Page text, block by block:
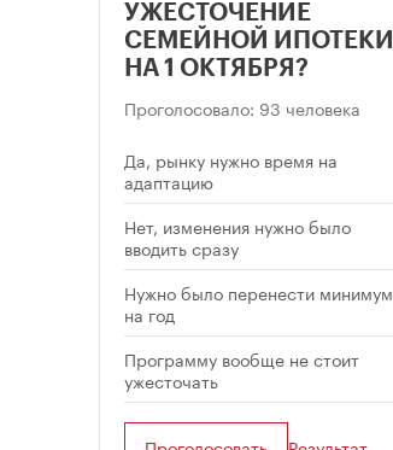
УЖЕСТОЧЕНИЕ
СЕМЕЙНОЙ ИПОТЕКИ
НА 1 ОКТЯБРЯ?
Проголосовало: 93 человека
Да, рынку нужно время на
адаптацию
Нет, изменения нужно было
вводить сразу
Нужно было перенести минимум
на год
Программу вообще не стоит
ужесточать